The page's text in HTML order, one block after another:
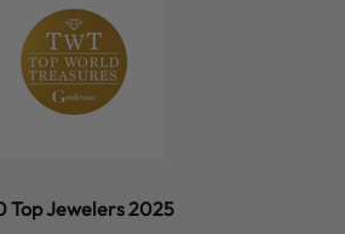
Top Jewelers 2025